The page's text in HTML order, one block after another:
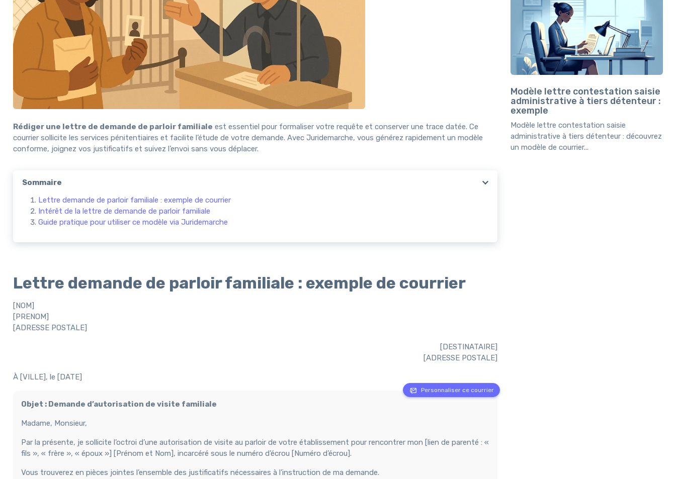
Rédiger une lettre de demande de parloir familiale est essentiel pour formaliser votre requête et conserver une trace datée. Ce
courrier sollicite les services pénitentiaires et facilite l’étude de votre demande. Avec Juridemarche, vous générez rapidement un modèle
conforme, joignez vos justificatifs et suivez l’envoi sans vous déplacer.
Sommaire
Lettre demande de parloir familiale : exemple de courrier
Intérêt de la lettre de demande de parloir familiale
Guide pratique pour utiliser ce modèle via Juridemarche
Lettre demande de parloir familiale : exemple de courrier
[NOM]
[PRENOM]
[ADRESSE POSTALE]
[DESTINATAIRE]
[ADRESSE POSTALE]
À [VILLE], le [DATE]
Personnaliser ce courrier
Objet : Demande d’autorisation de visite familiale
Madame, Monsieur,
Par la présente, je sollicite l’octroi d’une autorisation de visite au parloir de votre établissement pour rencontrer mon [lien de parenté : «
fils », « frère », « époux »] [Prénom et Nom], incarcéré sous le numéro d’écrou [Numéro d’écrou].
Vous trouverez en pièces jointes l’ensemble des justificatifs nécessaires à l’instruction de ma demande.
Modèle lettre contestation saisie
administrative à tiers détenteur :
exemple
Modèle lettre contestation saisie
administrative à tiers détenteur : découvrez
un modèle de courrier...